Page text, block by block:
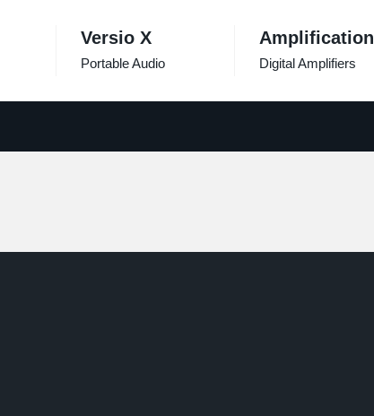
Versio X
Portable Audio
Amplification
Digital Amplifiers